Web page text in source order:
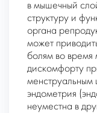
в мышечный
структуру и
органа
может
болям во время
дискомфорту
менструальным
эндометрия
неуместна в